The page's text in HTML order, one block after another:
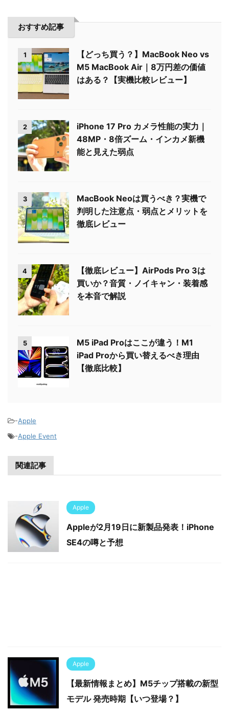
おすすめ記事
1
【どっち買う？】MacBook Neo vs
M5 MacBook Air｜8万円差の価値
はある？【実機比較レビュー】
2
iPhone 17 Pro カメラ性能の実力｜
48MP・8倍ズーム・インカメ新機
能と見えた弱点
3
MacBook Neoは買うべき？実機で
判明した注意点・弱点とメリットを
徹底レビュー
4
【徹底レビュー】AirPods Pro 3は
買いか？音質・ノイキャン・装着感
を本音で解説
5
M5 iPad Proはここが違う！M1
iPad Proから買い替えるべき理由
【徹底比較】
-Apple
-Apple Event
関連記事
Apple
Appleが2月19日に新製品発表！iPhone
SE4の噂と予想
Apple
【最新情報まとめ】M5チップ搭載の新型
モデル 発売時期【いつ登場？】